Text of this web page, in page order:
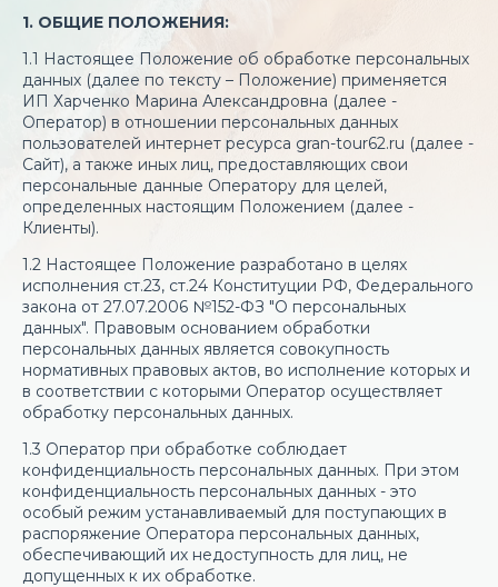
Минимальные цены
Наши услуги
Авиабилеты
Круизы
Визы
Оплата
Страхование
Бронирование отелей
О компании
О нас
Команда
Контакты
+7(900)601-99-00
Россия, Рязань, улица Ленина, 5А
1. ОБЩИЕ ПОЛОЖЕНИЯ:
1.1 Настоящее Положение об обработке персональных
данных (далее по тексту – Положение) применяется
ИП Харченко Марина Александровна (далее -
Оператор) в отношении персональных данных
пользователей интернет ресурса gran-tour62.ru (далее -
Сайт), а также иных лиц, предоставляющих свои
персональные данные Оператору для целей,
определенных настоящим Положением (далее -
Клиенты).
1.2 Настоящее Положение разработано в целях
исполнения ст.23, ст.24 Конституции РФ, Федерального
закона от 27.07.2006 №152-ФЗ "О персональных
данных". Правовым основанием обработки
персональных данных является совокупность
нормативных правовых актов, во исполнение которых и
в соответствии с которыми Оператор осуществляет
обработку персональных данных.
1.3 Оператор при обработке соблюдает
конфиденциальность персональных данных. При этом
конфиденциальность персональных данных - это
особый режим устанавливаемый для поступающих в
распоряжение Оператора персональных данных,
обеспечивающий их недоступность для лиц, не
допущенных к их обработке.